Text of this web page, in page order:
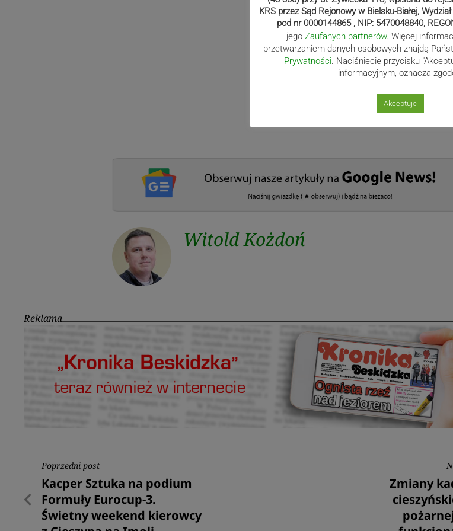
Witold Kożdoń
Reklama
Nawigacja
wpisu
Poprzedni post
Poprzedni
post
Kacper Sztuka na podium
Formuły Eurocup-3.
Świetny weekend kierowcy
Następny
post
Zmiany
KRS przez Sąd Rejonowy w Bielsku-Białej,
pod nr 0000144865 , NIP: 5470048840,
jego Zaufanych partnerów. Więcej
przetwarzaniem danych osobowych znajdą
Prywatności . Naciśniecie przycisku
informacyjnym, oznacza
Akceptuje